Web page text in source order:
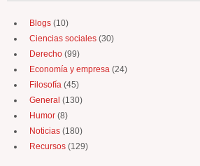
Blogs (10)
Ciencias sociales (30)
Derecho (99)
Economía y empresa (24)
Filosofía (45)
General (130)
Humor (8)
Noticias (180)
Recursos (129)